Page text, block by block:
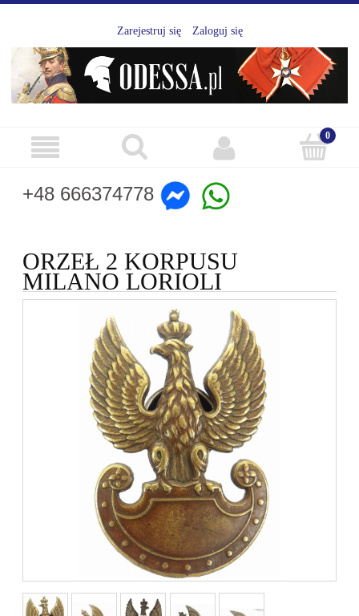
Zarejestruj się Zaloguj się
+48 666374778
ORZEŁ 2 KORPUSU
MILANO LORIOLI